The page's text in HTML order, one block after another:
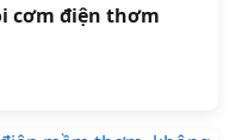
cơm điện thơm